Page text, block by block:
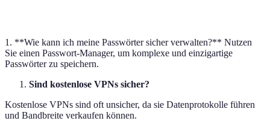
1. **Wie kann ich meine Passwörter sicher verwalten?** Nutzen
Sie einen Passwort-Manager, um komplexe und einzigartige
Passwörter zu speichern.
Sind kostenlose VPNs sicher?
Kostenlose VPNs sind oft unsicher, da sie Datenprotokolle führen
und Bandbreite verkaufen können.